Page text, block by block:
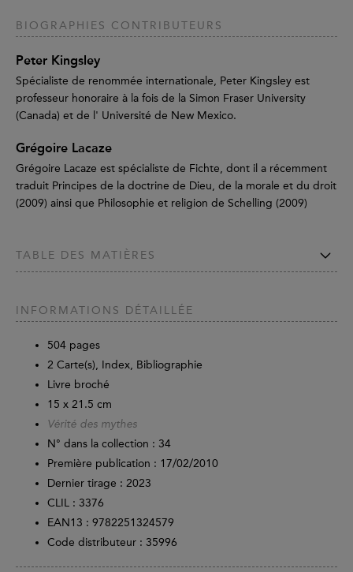
BIOGRAPHIES CONTRIBUTEURS
Peter Kingsley
Spécialiste de renommée internationale, Peter Kingsley est
professeur honoraire à la fois de la Simon Fraser University
(Canada) et de l' Université de New Mexico.
Grégoire Lacaze
Grégoire Lacaze est spécialiste de Fichte, dont il a récemment
traduit Principes de la doctrine de Dieu, de la morale et du droit
(2009) ainsi que Philosophie et religion de Schelling (2009)
TABLE DES MATIÈRES
INFORMATIONS DÉTAILLÉE
504 pages
2 Carte(s), Index, Bibliographie
Livre broché
15 x 21.5 cm
Vérité des mythes
N° dans la collection : 34
Première publication : 17/02/2010
Dernier tirage : 2023
CLIL : 3376
EAN13 : 9782251324579
Code distributeur : 35996